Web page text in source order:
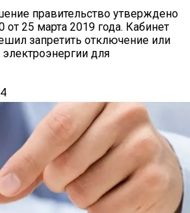
правительство утверждено
25 марта 2019 года. Кабинет
запретить отключение или
для